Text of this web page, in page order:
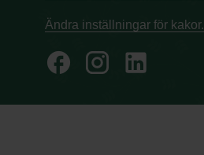
Ändra inställningar för kakor.
facebook